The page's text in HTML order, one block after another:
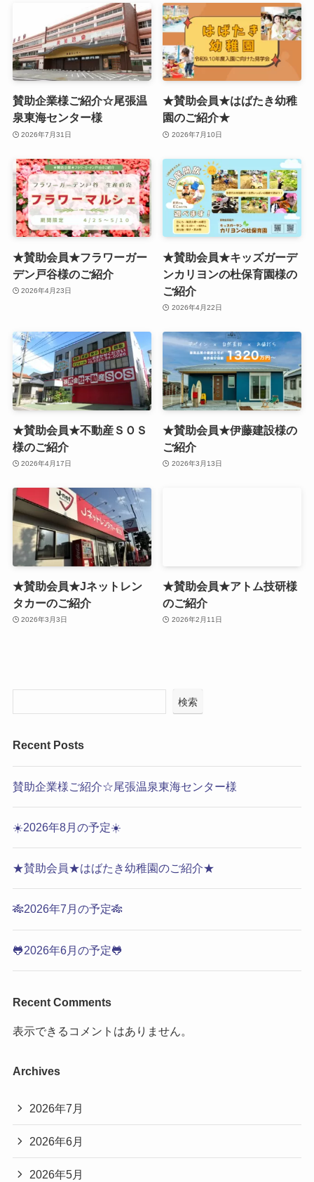
賛助企業様ご紹介☆尾張温
泉東海センター様
2026年7月31日
★賛助会員★はばたき幼稚
園のご紹介★
2026年7月10日
★賛助会員★フラワーガー
デン戸谷様のご紹介
2026年4月23日
★賛助会員★キッズガーデ
ンカリヨンの杜保育園様の
ご紹介
2026年4月22日
★賛助会員★不動産ＳＯＳ
様のご紹介
2026年4月17日
★賛助会員★伊藤建設様の
ご紹介
2026年3月13日
★賛助会員★Jネットレン
タカーのご紹介
2026年3月3日
★賛助会員★アトム技研様
のご紹介
2026年2月11日
検索
Recent Posts
賛助企業様ご紹介☆尾張温泉東海センター様
☀️2026年8月の予定☀️
★賛助会員★はばたき幼稚園のご紹介★
🎋2026年7月の予定🎋
🐸2026年6月の予定🐸
Recent Comments
表示できるコメントはありません。
Archives
2026年7月
2026年6月
2026年5月